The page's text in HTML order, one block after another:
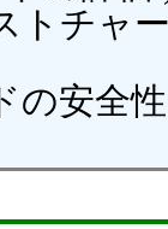
チャー
安全性